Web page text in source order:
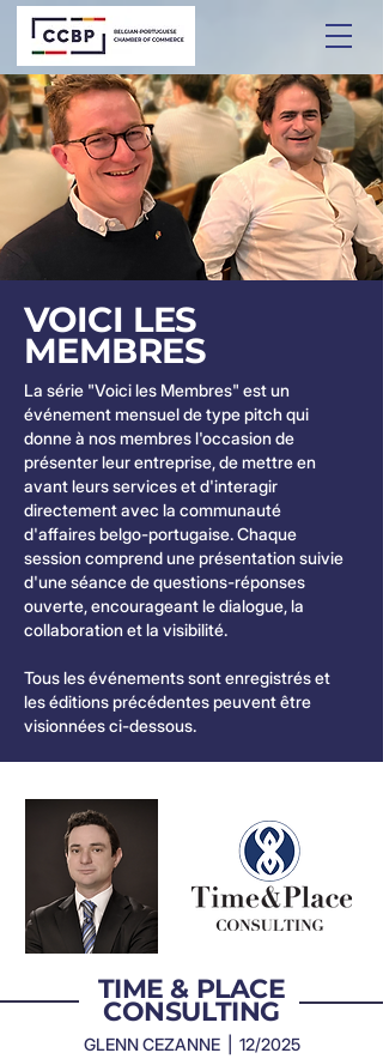
VOICI LES
MEMBRES
La série "Voici les Membres" est un
événement mensuel de type pitch qui
donne à nos membres l'occasion de
présenter leur entreprise, de mettre en
avant leurs services et d'interagir
directement avec la communauté
d'affaires belgo-portugaise. Chaque
session comprend une présentation suivie
d'une séance de questions-réponses
ouverte, encourageant le dialogue, la
collaboration et la visibilité.
Tous les événements sont enregistrés et
les éditions précédentes peuvent être
visionnées ci-dessous.
TIME & PLACE
CONSULTING
GLENN CEZANNE | 12/2025